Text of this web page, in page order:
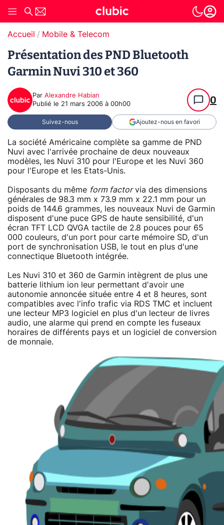
Accueil Mobile & Telecom
Présentation des PND Bluetooth
Garmin Nuvi 310 et 360
Par Alexandre Habian
Publié le 21 mars 2006 à 00h00 0
Suivez-nous Ajoutez-nous en favori
La société Américaine complète sa gamme de PND
Nuvi avec l'arrivée prochaine de deux nouveaux
modèles, les Nuvi 310 pour l'Europe et les Nuvi 360
pour l'Europe et les Etats-Unis.
Disposants du même form factorvia des dimensions
générales de 98.3 mm x 73.9 mm x 22.1 mm pour un
poids de 144.6 grammes, les nouveaux Nuvi de Garmin
disposent d'une puce GPS de haute sensibilité, d'un
écran TFT LCD QVGA tactile de 2.8 pouces pour 65
000 couleurs, d'un port pour carte mémoire SD, d'un
port de synchronisation USB, le tout en plus d'une
connectique Bluetooth intégrée.
Les Nuvi 310 et 360 de Garmin intègrent de plus une
batterie lithium ion leur permettant d'avoir une
autonomie annoncée située entre 4 et 8 heures, sont
compatibles avec l'info trafic via RDS TMC et incluent
une lecteur MP3 logiciel en plus d'un lecteur de livres
audio, une alarme qui prend en compte les fuseaux
horaires de différents pays et un logiciel de conversion
de monnaie.